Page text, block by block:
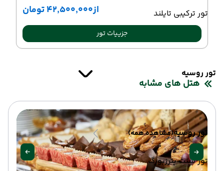
تور ترکیبی تایلند
تور روسیه
تور روسیه(مشاهده همه)
تور سنت پترزبورگ
از۴۲٬۵۰۰٬۰۰۰ تومان
جزییات تور
هتل های مشابه